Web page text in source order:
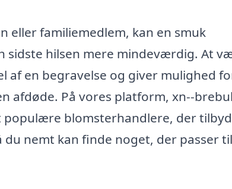
eller familiemedlem, kan en smuk
hilsen mere mindeværdig. At
en begravelse og giver mulighed
afdøde. På vores platform, xn--
populære blomsterhandlere, der
nemt kan finde noget, der passer